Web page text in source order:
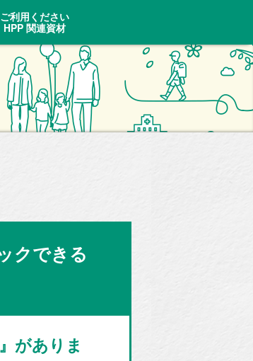
ご利用ください
HPP 関連資材
クできる
がありま